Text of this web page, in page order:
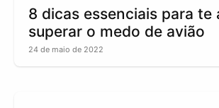
8 dicas essenciais para te
superar o medo de avião
24 de maio de 2022